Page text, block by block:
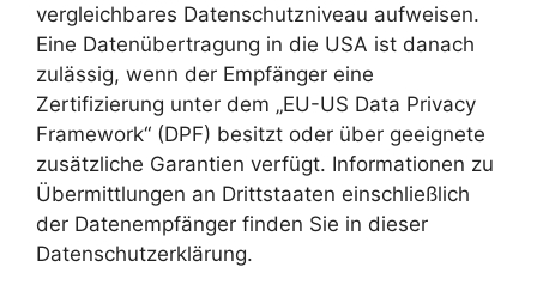
vergleichbares Datenschutzniveau aufweisen.
Eine Datenübertragung in die USA ist danach
zulässig, wenn der Empfänger eine
Zertifizierung unter dem „EU-US Data Privacy
Framework“ (DPF) besitzt oder über geeignete
zusätzliche Garantien verfügt. Informationen zu
Übermittlungen an Drittstaaten einschließlich
der Datenempfänger finden Sie in dieser
Datenschutzerklärung.